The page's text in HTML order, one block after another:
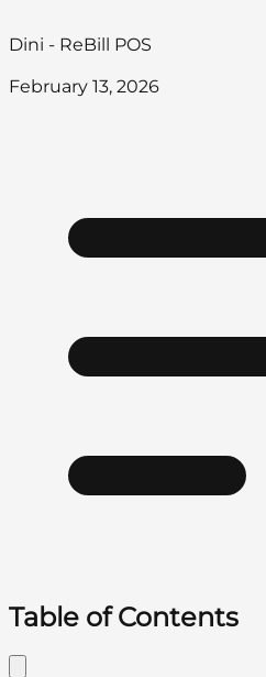
Dini - ReBill POS
February 13, 2026
Table of Contents